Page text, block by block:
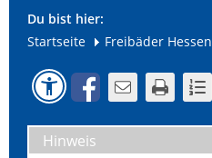
Du bist hier:
Startseite
Freibäder Hessen
Hinweis